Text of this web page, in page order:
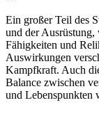
Ein großer Teil des
und der Ausrüstung,
Fähigkeiten und
Auswirkungen
Kampfkraft. Auch
Balance zwischen
und Lebenspunkten